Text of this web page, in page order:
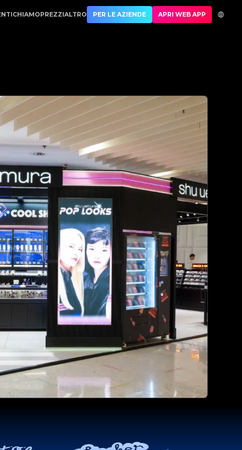
| No.1 Best Authentication
PREZZIALTRO PER LE AZIENDE APRI WEB APP